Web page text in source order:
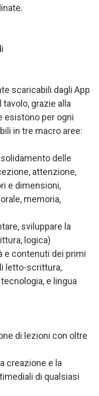
scaricabili dagli App
grazie alla
esistono per ogni
in tre macro aree:
delle
attenzione,
e dimensioni,
memoria,
sviluppare la
logica)
e contenuti dei primi
letto-scrittura,
e lingua
di lezioni con oltre
creazione e la
di qualsiasi